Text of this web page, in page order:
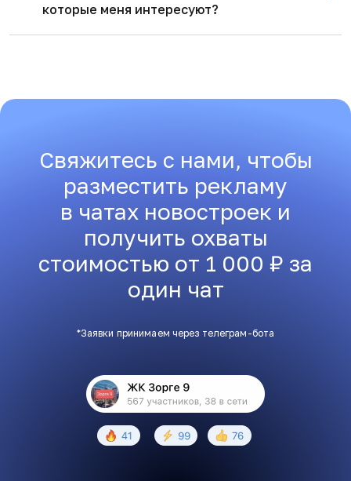
которые меня интересуют?
Свяжитесь с нами, чтобы
разместить рекламу
в чатах новостроек и
получить охваты
стоимостью от 1 000 ₽ за
один чат
*Заявки принимаем через телеграм-бота